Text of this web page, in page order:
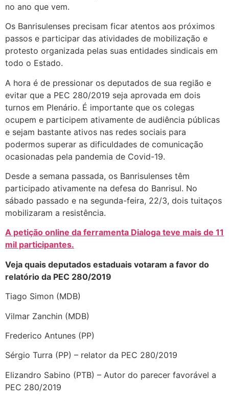
no ano que vem.
Os Banrisulenses precisam ficar atentos aos próximos
passos e participar das atividades de mobilização e
protesto organizada pelas suas entidades sindicais em
todo o Estado.
A hora é de pressionar os deputados de sua região e
evitar que a PEC 280/2019 seja aprovada em dois
turnos em Plenário. É importante que os colegas
ocupem e participem ativamente de audiência públicas
e sejam bastante ativos nas redes sociais para
podermos superar as dificuldades de comunicação
ocasionadas pela pandemia de Covid-19.
Desde a semana passada, os Banrisulenses têm
participado ativamente na defesa do Banrisul. No
sábado passado e na segunda-feira, 22/3, dois tuitaços
mobilizaram a resistência.
A petição online da ferramenta Dialoga teve mais de 11
mil participantes.
Veja quais deputados estaduais votaram a favor do
relatório da PEC 280/2019
Tiago Simon (MDB)
Vilmar Zanchin (MDB)
Frederico Antunes (PP)
Sérgio Turra (PP) – relator da PEC 280/2019
Elizandro Sabino (PTB) – Autor do parecer favorável a
PEC 280/2019